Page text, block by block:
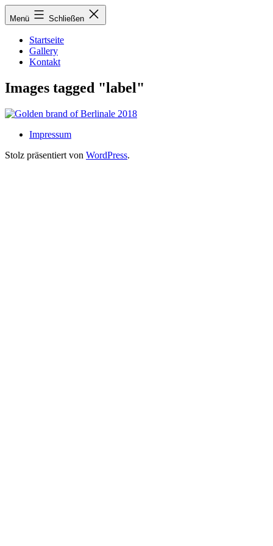
Zum
Inhalt
Menü Schließen
Startseite
Gallery
Kontakt
Images tagged "label"
Impressum
Stolz präsentiert von WordPress.